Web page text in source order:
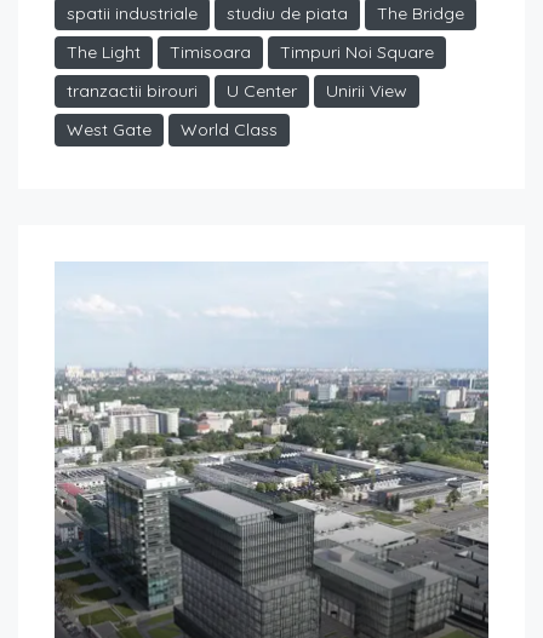
spatii industriale
studiu de piata
The Bridge
The Light
Timisoara
Timpuri Noi Square
tranzactii birouri
U Center
Unirii View
West Gate
World Class